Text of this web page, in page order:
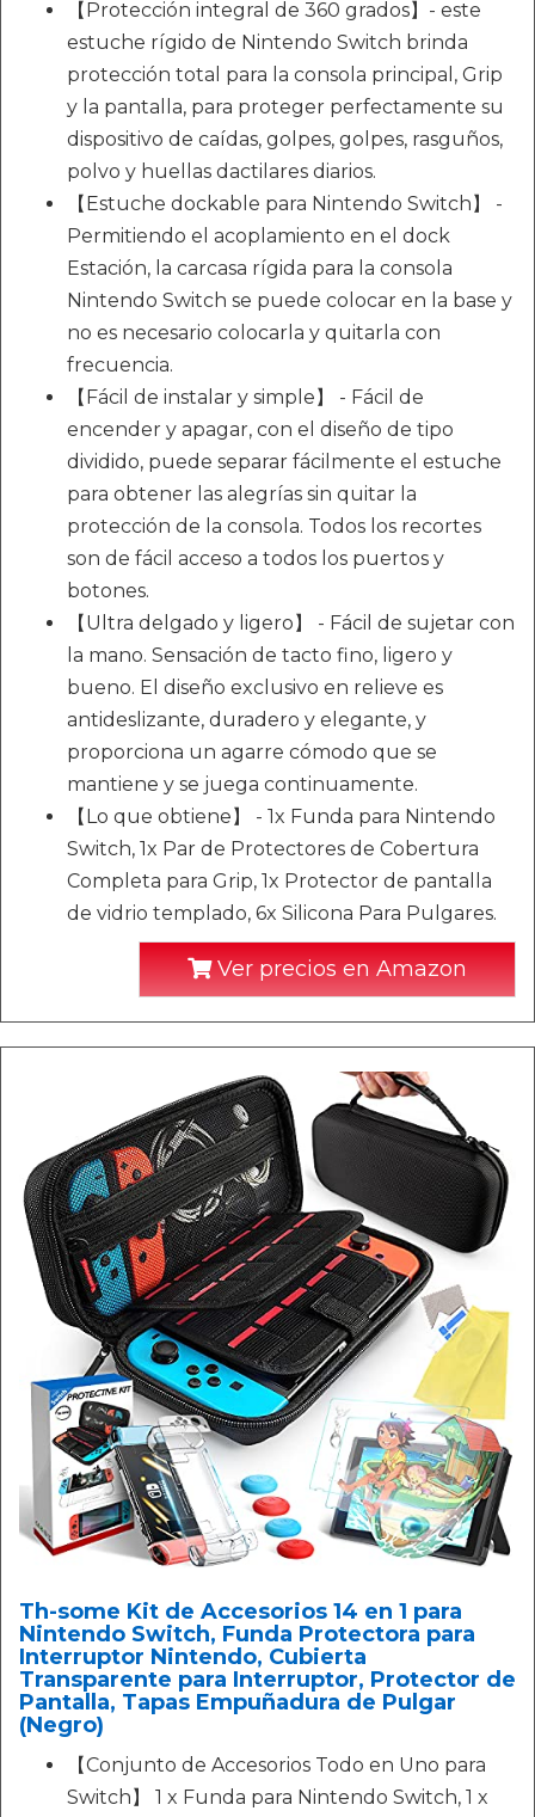
【Protección integral de 360 grados】- este
estuche rígido de Nintendo Switch brinda
protección total para la consola principal, Grip
y la pantalla, para proteger perfectamente su
dispositivo de caídas, golpes, golpes, rasguños,
polvo y huellas dactilares diarios.
【Estuche dockable para Nintendo Switch】 -
Permitiendo el acoplamiento en el dock
Estación, la carcasa rígida para la consola
Nintendo Switch se puede colocar en la base y
no es necesario colocarla y quitarla con
frecuencia.
【Fácil de instalar y simple】 - Fácil de
encender y apagar, con el diseño de tipo
dividido, puede separar fácilmente el estuche
para obtener las alegrías sin quitar la
protección de la consola. Todos los recortes
son de fácil acceso a todos los puertos y
botones.
【Ultra delgado y ligero】 - Fácil de sujetar con
la mano. Sensación de tacto fino, ligero y
bueno. El diseño exclusivo en relieve es
antideslizante, duradero y elegante, y
proporciona un agarre cómodo que se
mantiene y se juega continuamente.
【Lo que obtiene】 - 1x Funda para Nintendo
Switch, 1x Par de Protectores de Cobertura
Completa para Grip, 1x Protector de pantalla
de vidrio templado, 6x Silicona Para Pulgares.
Ver precios en Amazon
Th-some Kit de Accesorios 14 en 1 para
Nintendo Switch, Funda Protectora para
Interruptor Nintendo, Cubierta
Transparente para Interruptor, Protector de
Pantalla, Tapas Empuñadura de Pulgar
(Negro)
【Conjunto de Accesorios Todo en Uno para
Switch】 1 x Funda para Nintendo Switch, 1 x